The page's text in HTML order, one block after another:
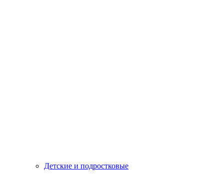
Детские и подростковые